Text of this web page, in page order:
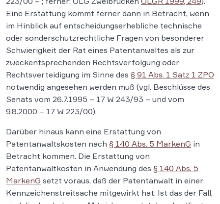
Eine Erstattung kommt ferner dann in Betracht, wenn
im Hinblick auf entscheidungserhebliche technische
oder sonderschutzrechtliche Fragen von besonderer
Schwierigkeit der Rat eines Patentanwaltes als zur
zweckentsprechenden Rechtsverfolgung oder
Rechtsverteidigung im Sinne des § 91 Abs. 1 Satz 1 ZPO
notwendig angesehen werden muß (vgl. Beschlüsse des
Senats vom 26.7.1995 – 17 W 243/93 – und vom
9.8.2000 – 17 W 223/00).
Darüber hinaus kann eine Erstattung von
Patentanwaltskosten nach § 140 Abs. 5 MarkenG in
Betracht kommen. Die Erstattung von
Patentanwaltkosten in Anwendung des § 140 Abs. 5
MarkenG setzt voraus, daß der Patentanwalt in einer
Kennzeichenstreitsache mitgewirkt hat. Ist das der Fall,